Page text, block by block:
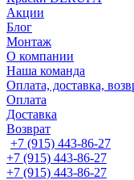
Акции
Блог
Монтаж
О компании
Наша команда
Оплата, доставка,
Оплата
Доставка
Возврат
+7 (915) 443-86-27
+7 (915) 443-86-27
+7 (915) 443-86-27